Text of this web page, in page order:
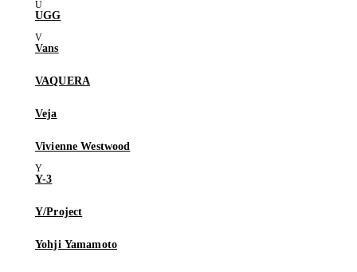
UGG
Vans
VAQUERA
Veja
Vivienne Westwood
Y-3
Y/Project
Yohji Yamamoto